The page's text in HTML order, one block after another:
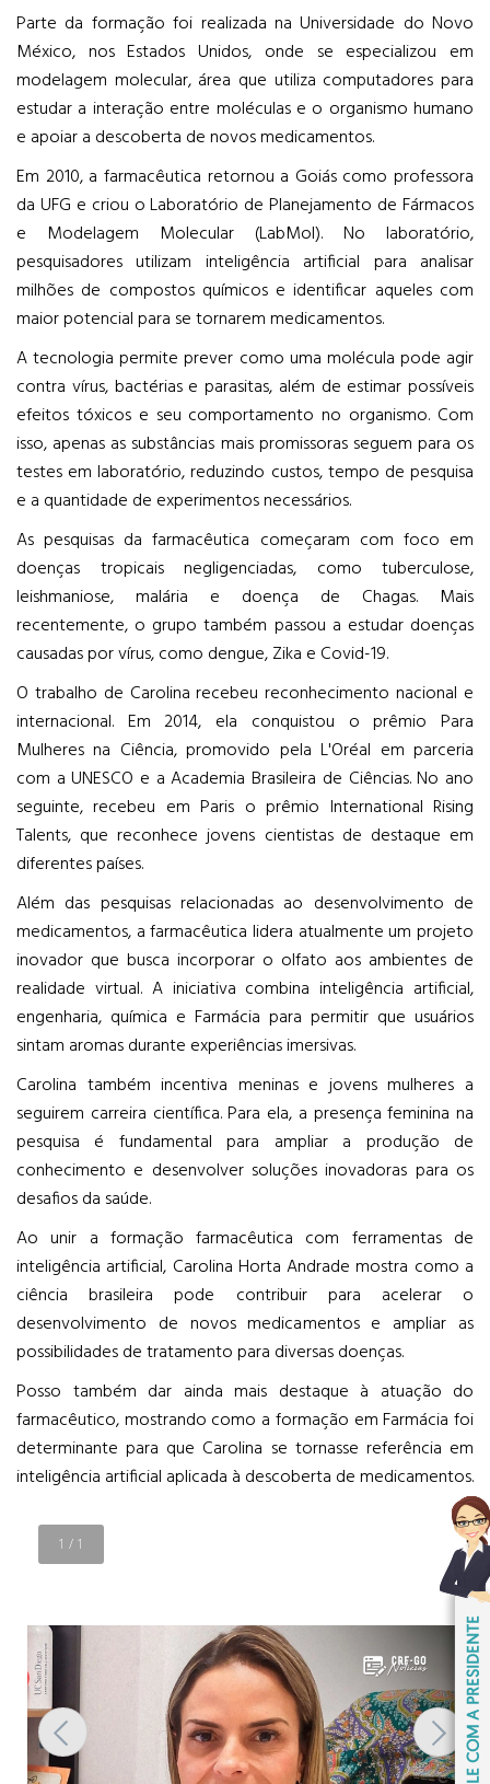
Parte da formação foi realizada na Universidade do Novo
México, nos Estados Unidos, onde se especializou em
modelagem molecular, área que utiliza computadores para
estudar a interação entre moléculas e o organismo humano
e apoiar a descoberta de novos medicamentos.
Em 2010, a farmacêutica retornou a Goiás como professora
da UFG e criou o Laboratório de Planejamento de Fármacos
e Modelagem Molecular (LabMol). No laboratório,
pesquisadores utilizam inteligência artificial para analisar
milhões de compostos químicos e identificar aqueles com
maior potencial para se tornarem medicamentos.
A tecnologia permite prever como uma molécula pode agir
contra vírus, bactérias e parasitas, além de estimar possíveis
efeitos tóxicos e seu comportamento no organismo. Com
isso, apenas as substâncias mais promissoras seguem para os
testes em laboratório, reduzindo custos, tempo de pesquisa
e a quantidade de experimentos necessários.
As pesquisas da farmacêutica começaram com foco em
doenças tropicais negligenciadas, como tuberculose,
leishmaniose, malária e doença de Chagas. Mais
recentemente, o grupo também passou a estudar doenças
causadas por vírus, como dengue, Zika e Covid-19.
O trabalho de Carolina recebeu reconhecimento nacional e
internacional. Em 2014, ela conquistou o prêmio Para
Mulheres na Ciência, promovido pela L'Oréal em parceria
com a UNESCO e a Academia Brasileira de Ciências. No ano
seguinte, recebeu em Paris o prêmio International Rising
Talents, que reconhece jovens cientistas de destaque em
diferentes países.
Além das pesquisas relacionadas ao desenvolvimento de
medicamentos, a farmacêutica lidera atualmente um projeto
inovador que busca incorporar o olfato aos ambientes de
realidade virtual. A iniciativa combina inteligência artificial,
engenharia, química e Farmácia para permitir que usuários
sintam aromas durante experiências imersivas.
Carolina também incentiva meninas e jovens mulheres a
seguirem carreira científica. Para ela, a presença feminina na
pesquisa é fundamental para ampliar a produção de
conhecimento e desenvolver soluções inovadoras para os
desafios da saúde.
Ao unir a formação farmacêutica com ferramentas de
inteligência artificial, Carolina Horta Andrade mostra como a
ciência brasileira pode contribuir para acelerar o
desenvolvimento de novos medicamentos e ampliar as
possibilidades de tratamento para diversas doenças.
Posso também dar ainda mais destaque à atuação do
farmacêutico, mostrando como a formação em Farmácia foi
determinante para que Carolina se tornasse referência em
inteligência artificial aplicada à descoberta de medicamentos.
1 / 1